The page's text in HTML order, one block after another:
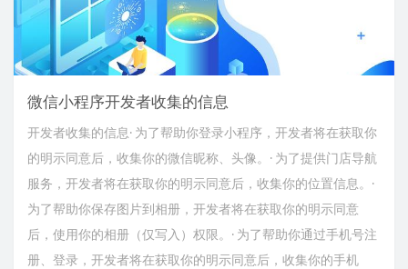
微信小程序开发者收集的信息
开发者收集的信息· 为了帮助你登录小程序，开发者将在获取你
的明示同意后，收集你的微信昵称、头像。· 为了提供门店导航
服务，开发者将在获取你的明示同意后，收集你的位置信息。·
为了帮助你保存图片到相册，开发者将在获取你的明示同意
后，使用你的相册（仅写入）权限。· 为了帮助你通过手机号注
册、登录，开发者将在获取你的明示同意后，收集你的手机